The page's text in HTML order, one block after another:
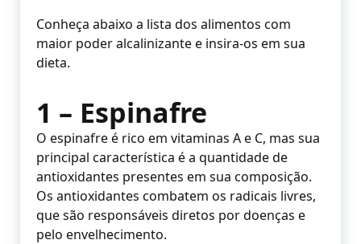
Conheça abaixo a lista dos alimentos com
maior poder alcalinizante e insira-os em sua
dieta.
1 – Espinafre
O espinafre é rico em vitaminas A e C, mas sua
principal característica é a quantidade de
antioxidantes presentes em sua composição.
Os antioxidantes combatem os radicais livres,
que são responsáveis diretos por doenças e
pelo envelhecimento.